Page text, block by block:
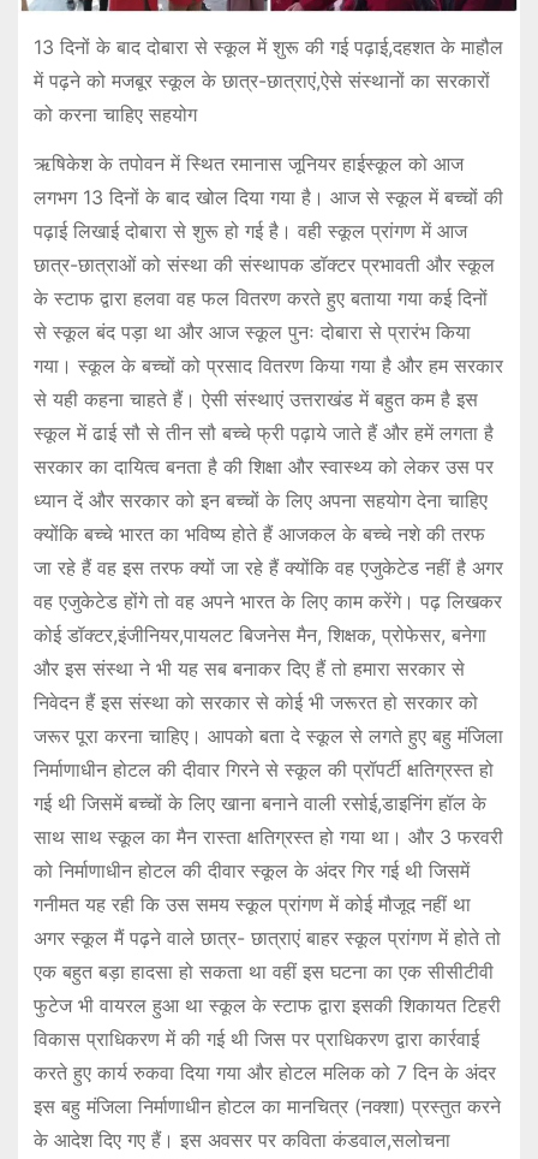
13 दिनों के बाद दोबारा से स्कूल में शुरू की गई पढ़ाई,दहशत के माहौल
में पढ़ने को मजबूर स्कूल के छात्र-छात्राएं,ऐसे संस्थानों का सरकारों
को करना चाहिए सहयोग
ऋषिकेश के तपोवन में स्थित रमानास जूनियर हाईस्कूल को आज
लगभग 13 दिनों के बाद खोल दिया गया है। आज से स्कूल में बच्चों की
पढ़ाई लिखाई दोबारा से शुरू हो गई है। वही स्कूल प्रांगण में आज
छात्र-छात्राओं को संस्था की संस्थापक डॉक्टर प्रभावती और स्कूल
के स्टाफ द्वारा हलवा वह फल वितरण करते हुए बताया गया कई दिनों
से स्कूल बंद पड़ा था और आज स्कूल पुनः दोबारा से प्रारंभ किया
गया। स्कूल के बच्चों को प्रसाद वितरण किया गया है और हम सरकार
से यही कहना चाहते हैं। ऐसी संस्थाएं उत्तराखंड में बहुत कम है इस
स्कूल में ढाई सौ से तीन सौ बच्चे फ्री पढ़ाये जाते हैं और हमें लगता है
सरकार का दायित्व बनता है की शिक्षा और स्वास्थ्य को लेकर उस पर
ध्यान दें और सरकार को इन बच्चों के लिए अपना सहयोग देना चाहिए
क्योंकि बच्चे भारत का भविष्य होते हैं आजकल के बच्चे नशे की तरफ
जा रहे हैं वह इस तरफ क्यों जा रहे हैं क्योंकि वह एजुकेटेड नहीं है अगर
वह एजुकेटेड होंगे तो वह अपने भारत के लिए काम करेंगे। पढ़ लिखकर
कोई डॉक्टर,इंजीनियर,पायलट बिजनेस मैन, शिक्षक, प्रोफेसर, बनेगा
और इस संस्था ने भी यह सब बनाकर दिए हैं तो हमारा सरकार से
निवेदन हैं इस संस्था को सरकार से कोई भी जरूरत हो सरकार को
जरूर पूरा करना चाहिए। आपको बता दे स्कूल से लगते हुए बहु मंजिला
निर्माणाधीन होटल की दीवार गिरने से स्कूल की प्रॉपर्टी क्षतिग्रस्त हो
गई थी जिसमें बच्चों के लिए खाना बनाने वाली रसोई,डाइनिंग हॉल के
साथ साथ स्कूल का मैन रास्ता क्षतिग्रस्त हो गया था। और 3 फरवरी
को निर्माणाधीन होटल की दीवार स्कूल के अंदर गिर गई थी जिसमें
गनीमत यह रही कि उस समय स्कूल प्रांगण में कोई मौजूद नहीं था
अगर स्कूल मैं पढ़ने वाले छात्र- छात्राएं बाहर स्कूल प्रांगण में होते तो
एक बहुत बड़ा हादसा हो सकता था वहीं इस घटना का एक सीसीटीवी
फुटेज भी वायरल हुआ था स्कूल के स्टाफ द्वारा इसकी शिकायत टिहरी
विकास प्राधिकरण में की गई थी जिस पर प्राधिकरण द्वारा कार्रवाई
करते हुए कार्य रुकवा दिया गया और होटल मलिक को 7 दिन के अंदर
इस बहु मंजिला निर्माणाधीन होटल का मानचित्र (नक्शा) प्रस्तुत करने
के आदेश दिए गए हैं। इस अवसर पर कविता कंडवाल,सलोचना